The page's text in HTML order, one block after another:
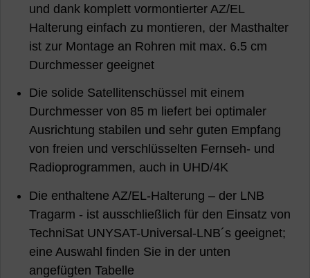
und dank komplett vormontierter AZ/EL
Halterung einfach zu montieren, der Masthalter
ist zur Montage an Rohren mit max. 6.5 cm
Durchmesser geeignet
Die solide Satellitenschüssel mit einem
Durchmesser von 85 m liefert bei optimaler
Ausrichtung stabilen und sehr guten Empfang
von freien und verschlüsselten Fernseh- und
Radioprogrammen, auch in UHD/4K
Die enthaltene AZ/EL-Halterung – der LNB
Tragarm - ist ausschließlich für den Einsatz von
TechniSat UNYSAT-Universal-LNB´s geeignet;
eine Auswahl finden Sie in der unten
angefügten Tabelle